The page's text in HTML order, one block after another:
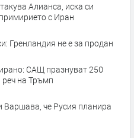
Алианса, иска си
с Иран
Гренландия не е за продан
САЩ празнуват 250
реч на Тръмп
че Русия планира